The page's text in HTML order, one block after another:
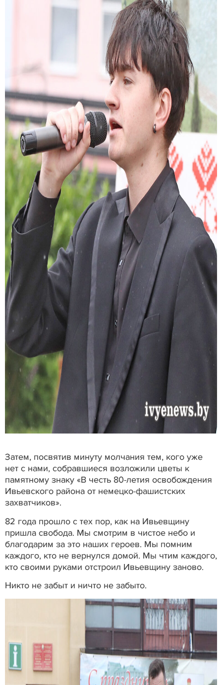
Затем, посвятив минуту молчания тем, кого уже
нет с нами, собравшиеся возложили цветы к
памятному знаку «В честь 80-летия освобождения
Ивьевского района от немецко-фашистских
захватчиков».
82 года прошло с тех пор, как на Ивьевщину
пришла свобода. Мы смотрим в чистое небо и
благодарим за это наших героев. Мы помним
каждого, кто не вернулся домой. Мы чтим каждого,
кто своими руками отстроил Ивьевщину заново.
Никто не забыт и ничто не забыто.